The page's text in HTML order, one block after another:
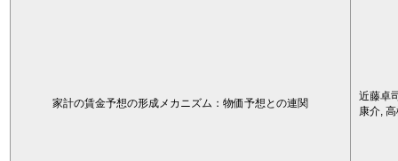
家計の賃金予想の形成メカニズム：物価予想との連関
近藤卓
康介,